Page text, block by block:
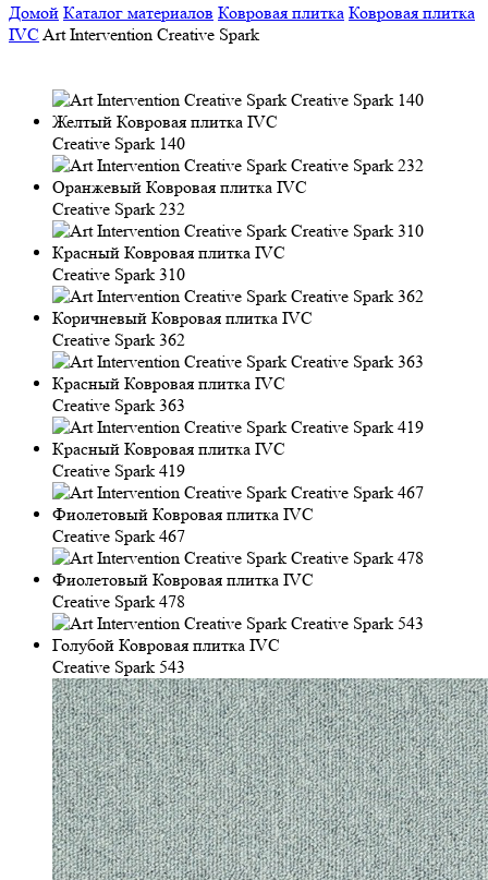
Домой Каталог материалов Ковровая плитка Ковровая плитка
IVC Art Intervention Creative Spark
Creative Spark 140
Creative Spark 232
Creative Spark 310
Creative Spark 362
Creative Spark 363
Creative Spark 419
Creative Spark 467
Creative Spark 478
Creative Spark 543